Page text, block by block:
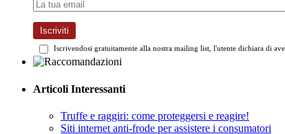
Iscriviti
Iscrivendosi gratuitamente alla nostra mailing list, l'utente dichiara di
Articoli Interessanti
Truffe e raggiri: come proteggersi e reagire!
Siti internet anti-frode per assistere i consumatori